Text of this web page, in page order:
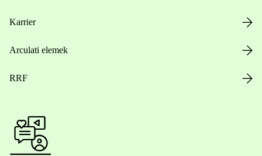
Karrier
Arculati elemek
RRF